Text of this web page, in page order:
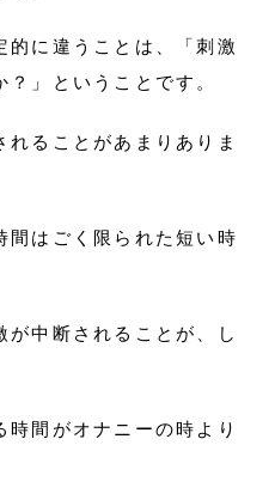
的に違うことは、「刺激
」ということです。
ることがあまりありま
間はごく限られた短い時
が中断されることが、し
時間がオナニーの時より